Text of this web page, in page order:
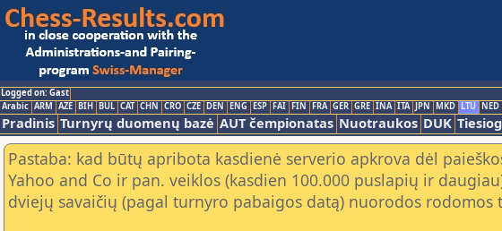
Logged on: Gast
Arabic ARM AZE BIH BUL CAT CHN CRO CZE DEN ENG ESP FAI FIN FRA GER GRE INA ITA JPN MKD LTU NED
Pradinis Turnyrų duomenų bazė AUT čempionatas Nuotraukos DUK
Pastaba: kad būtų apribota kasdienė serverio apkrova dėl
Yahoo and Co ir pan. veiklos (kasdien 100.000 puslapių ir
dviejų savaičių (pagal turnyro pabaigos datą) nuorodos rodomos